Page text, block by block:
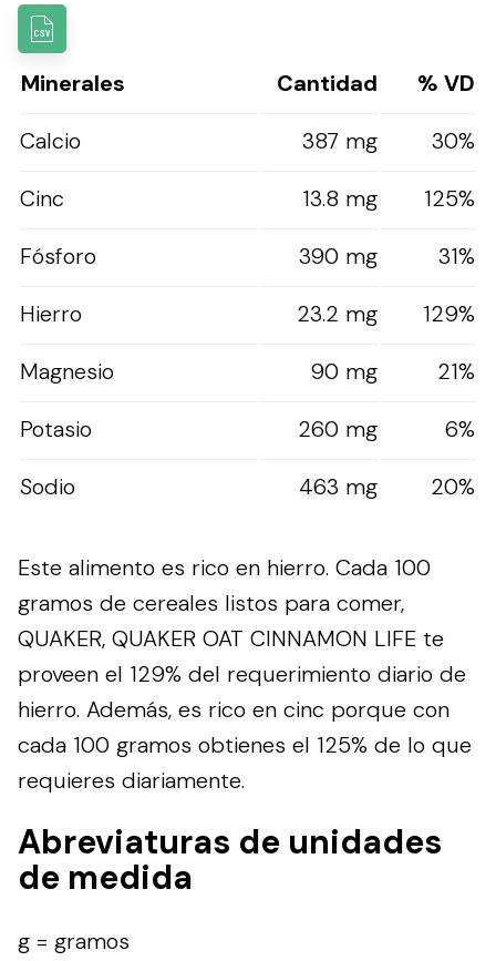
Minerales Cantidad
% VD
Calcio
387 mg
30%
Cinc
13.8 mg
125%
Fósforo
390 mg
31%
Hierro
23.2 mg
129%
Magnesio
90 mg
21%
Potasio
260 mg
6%
Sodio
463 mg 20%
Este alimento es rico en hierro. Cada 100
gramos de cereales listos para comer,
QUAKER, QUAKER OAT CINNAMON LIFE te
proveen el 129% del requerimiento diario de
hierro. Además, es rico en cinc porque con
cada 100 gramos obtienes el 125% de lo que
requieres diariamente.
Abreviaturas de unidades
de medida
g = gramos